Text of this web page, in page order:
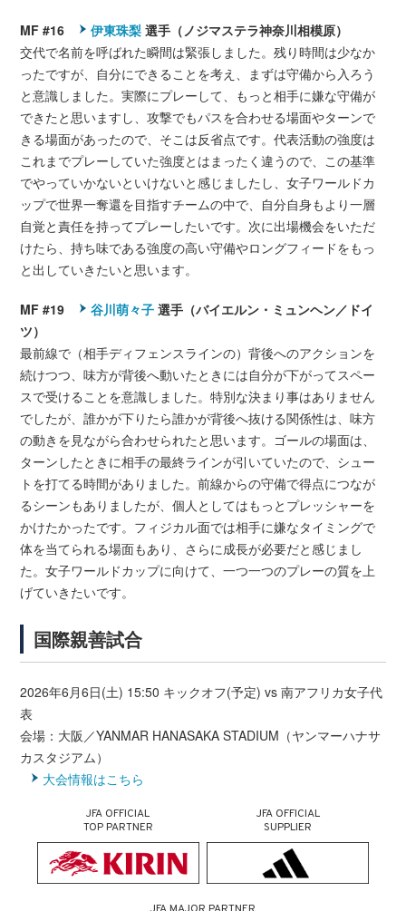
MF #16 伊東珠梨 選手（ノジマステラ神奈川相模原）
交代で名前を呼ばれた瞬間は緊張しました。残り時間は少なか
ったですが、自分にできることを考え、まずは守備から入ろう
と意識しました。実際にプレーして、もっと相手に嫌な守備が
できたと思いますし、攻撃でもパスを合わせる場面やターンで
きる場面があったので、そこは反省点です。代表活動の強度は
これまでプレーしていた強度とはまったく違うので、この基準
でやっていかないといけないと感じましたし、女子ワールドカ
ップで世界一奪還を目指すチームの中で、自分自身もより一層
自覚と責任を持ってプレーしたいです。次に出場機会をいただ
けたら、持ち味である強度の高い守備やロングフィードをもっ
と出していきたいと思います。
MF #19 谷川萌々子 選手（バイエルン・ミュンヘン／ドイ
ツ）
最前線で（相手ディフェンスラインの）背後へのアクションを
続けつつ、味方が背後へ動いたときには自分が下がってスペー
スで受けることを意識しました。特別な決まり事はありません
でしたが、誰かが下りたら誰かが背後へ抜ける関係性は、味方
の動きを見ながら合わせられたと思います。ゴールの場面は、
ターンしたときに相手の最終ラインが引いていたので、シュー
トを打てる時間がありました。前線からの守備で得点につなが
るシーンもありましたが、個人としてはもっとプレッシャーを
かけたかったです。フィジカル面では相手に嫌なタイミングで
体を当てられる場面もあり、さらに成長が必要だと感じまし
た。女子ワールドカップに向けて、一つ一つのプレーの質を上
げていきたいです。
国際親善試合
2026年6月6日(土) 15:50 キックオフ(予定) vs 南アフリカ女子代
表
会場：大阪／YANMAR HANASAKA STADIUM（ヤンマーハナサ
カスタジアム）
大会情報はこちら
JFA OFFICIAL
TOP PARTNER
JFA OFFICIAL
SUPPLIER